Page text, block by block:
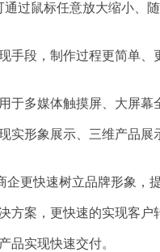
过鼠标任意放大缩小、
手段，制作过程更简单、
于多媒体触摸屏、大屏
实形象展示、三维产品展
更快速树立品牌形象，
方案，更快速的实现客
品实现快速交付。